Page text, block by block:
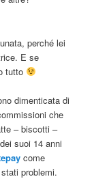
perché lei
E se
tutto
dimenticata di
che
– biscotti –
suoi 14 anni
come
problemi.